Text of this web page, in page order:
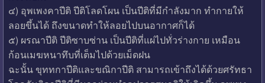
๔) อุพเพงคาปีติ ปีติโลดโผน เป็นปีติที่มีกำลังมาก ทำกายให้
ลอยขึ้นได้ ถึงขนาดทำให้ลอยไปบนอากาศก็ได้
๕) ผรณาปีติ ปีติซาบซ่าน เป็นปีติที่แผ่ไปทั่วร่างกาย เหมือน
ก้อนเมฆหนาทึบที่เต็มไปด้วยเม็ดฝน
ฉะนั้น ขุททกาปีติและขณิกาปีติ สามารถเข้าถึงได้ด้วยศรัทธา